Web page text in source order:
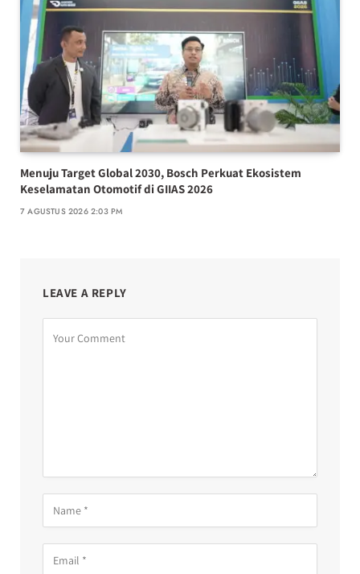
Menuju Target Global 2030, Bosch Perkuat Ekosistem
Keselamatan Otomotif di GIIAS 2026
7 AGUSTUS 2026 2:03 PM
LEAVE A REPLY